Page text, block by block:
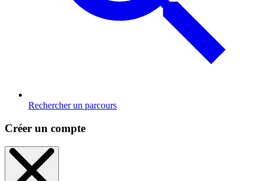
Rechercher un parcours
Créer un compte